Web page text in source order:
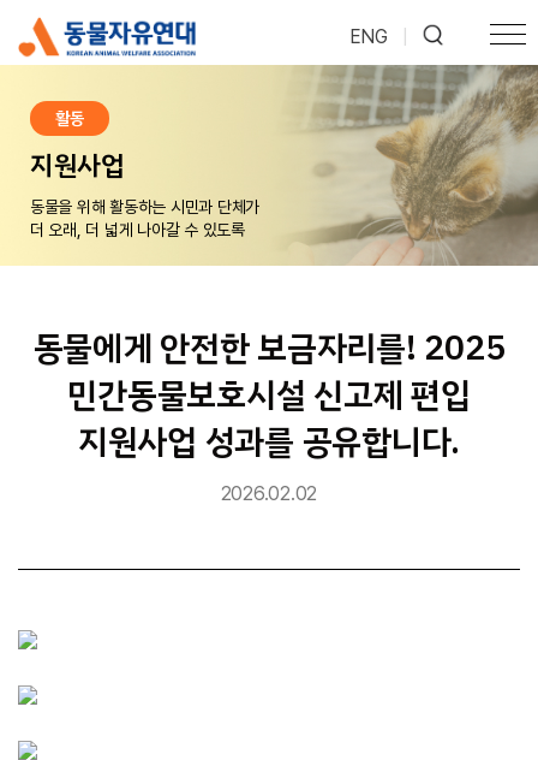
ENG
활동
지원사업
동물을 위해 활동하는 시민과 단체가
더 오래, 더 넓게 나아갈 수 있도록
동물에게 안전한 보금자리를! 2025
민간동물보호시설 신고제 편입
지원사업 성과를 공유합니다.
2026.02.02